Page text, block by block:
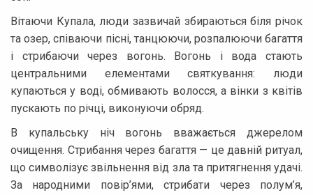
Вітаючи Купала, люди зазвичай збираються біля річок
та озер, співаючи пісні, танцюючи, розпалюючи багаття
і стрибаючи через вогонь. Вогонь і вода стають
центральними елементами святкування: люди
купаються у воді, обмивають волосся, а вінки з квітів
пускають по річці, виконуючи обряд.
В купальську ніч вогонь вважається джерелом
очищення. Стрибання через багаття — це давній ритуал,
що символізує звільнення від зла та притягнення удачі.
За народними повір’ями, стрибати через полум’я,